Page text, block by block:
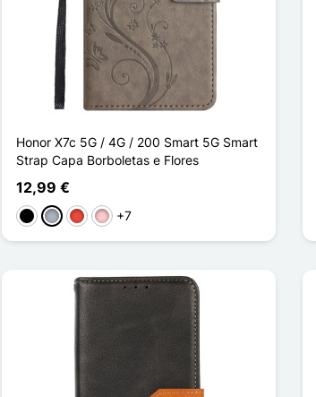
Honor X7c 5G / 4G / 200 Smart 5G Smart
Strap Capa Borboletas e Flores
12,99 €
PretoCinzentoVermelho
Rosa+7